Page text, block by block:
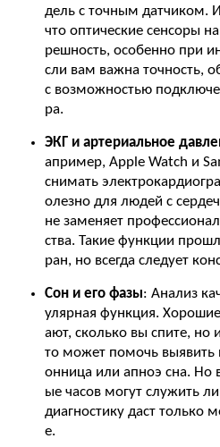
дель с точным датчиком.
что оптические сенсоры
решность, особенно при
сли вам важна точность,
с возможностью
ра.
ЭКГ и артериальное
апример, Apple Watch и
снимать
олезно для людей с
не заменяет
ства. Такие функции
ран, но всегда следует
Сон и его фазы: Анализ
улярная функция.
ают, сколько вы спите, но
то может помочь выявить
онница или апноэ сна. Но
ые часов могут служить
диагностику даст только
е.